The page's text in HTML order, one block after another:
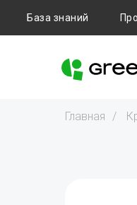
База знаний
Главная /